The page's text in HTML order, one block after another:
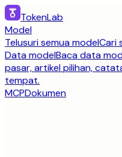
TokenLab
Model
Telusuri semua modelCari
Data modelBaca data
pasar, artikel pilihan,
tempat.
MCPDokumen